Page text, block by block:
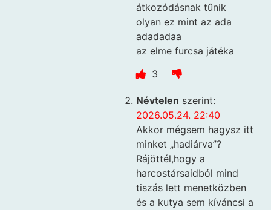
átkozódásnak tűnik
olyan ez mint az ada
adadadaa
az elme furcsa játéka
3
Névtelen szerint:
2026.05.24. 22:40
Akkor mégsem hagysz itt
minket „hadiárva”?
Rájöttél,hogy a
harcostársaidból mind
tiszás lett menetközben
és a kutya sem kíváncsi a